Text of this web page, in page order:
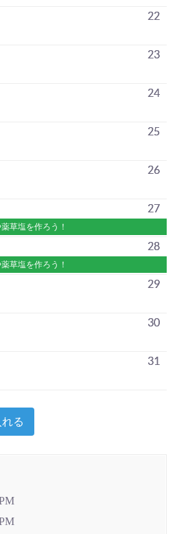
草塩を作ろう！
草塩を作ろう！
22
23
24
25
26
27
28
29
30
31
る